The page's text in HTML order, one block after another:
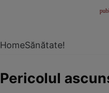
HomeSănătate!
Pericolul